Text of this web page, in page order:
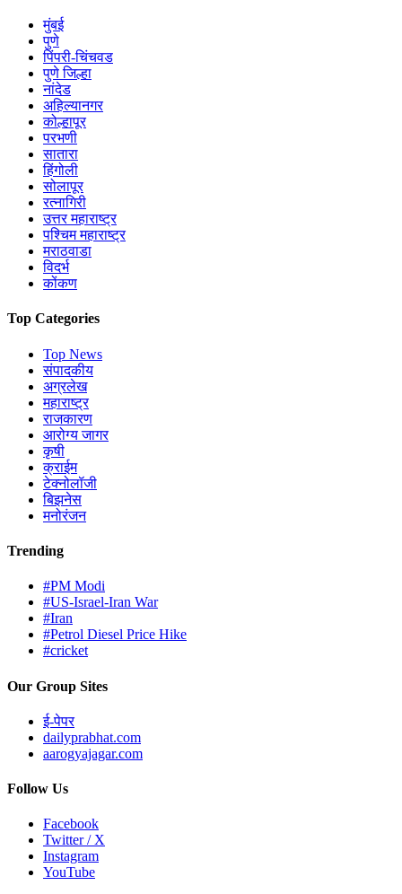
मुंबई
पुणे
पिंपरी-चिंचवड
पुणे जिल्हा
नांदेड
अहिल्यानगर
कोल्हापूर
परभणी
सातारा
हिंगोली
सोलापूर
रत्नागिरी
उत्तर महाराष्ट्र
पश्चिम महाराष्ट्र
मराठवाडा
विदर्भ
कोंकण
Top Categories
Top News
संपादकीय
अग्रलेख
महाराष्ट्र
राजकारण
आरोग्य जागर
कृषी
क्राईम
टेक्नोलॉजी
बिझनेस
मनोरंजन
Trending
#PM Modi
#US-Israel-Iran War
#Iran
#Petrol Diesel Price Hike
#cricket
Our Group Sites
ई-पेपर
dailyprabhat.com
aarogyajagar.com
Follow Us
Facebook
Twitter / X
Instagram
YouTube